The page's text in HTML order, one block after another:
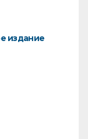
издание